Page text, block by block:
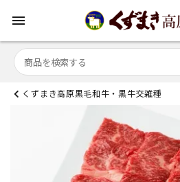
menu
くずまき高原黒毛和牛・黒牛交雑種